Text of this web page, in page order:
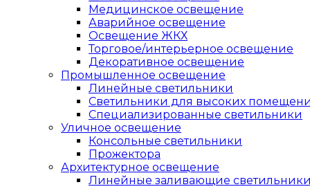
Медицинское освещение
Аварийное освещение
Освещение ЖКХ
Торговое/интерьерное освещение
Декоративное освещение
Промышленное освещение
Линейные светильники
Светильники для высоких
Специализированные светильники
Уличное освещение
Консольные светильники
Прожектора
Архитектурное освещение
Линейные заливающие